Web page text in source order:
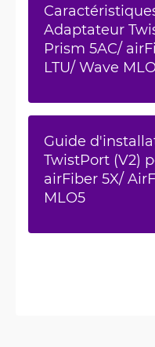
Adaptateur
Prism 5AC/
LTU/ Wave
Guide
TwistPort (V2)
airFiber 5X/
MLO5